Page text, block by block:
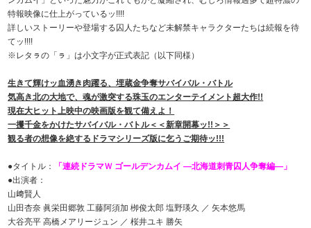
特報映像に仕上がっているッ!!!!
詳しいストーリーや登場する囚人たちなど未解禁キャラクターたちは続報を待
てッ!!!!
※レタㇻの「ㇻ」は小文字が正式表記（以下同様）
生きて輝けッ血湧き肉躍る、埋蔵金争奪サバイバル・バトル
気高き北の大地で、魂が激突する珠玉のエンターテイメント超大作!!
現在大ヒット上映中の映画版を観て備えよ！
一攫千金をかけたサバイバル・バトル＜＜新章開幕ッ!!＞＞
観る者の想像を絶するドラマシリーズ版に乞うご期待ッ!!!
●タイトル：
「連続ドラマＷ ゴールデンカムイ ―北海道刺青囚人争奪編―」
●出演者：
山﨑賢人
山田杏奈 眞栄田郷敦 工藤阿須加 栁俊太郎 塩野瑛久 ／ 矢本悠馬
大谷亮平 高橋メアリージュン ／ 桜井ユキ 勝矢